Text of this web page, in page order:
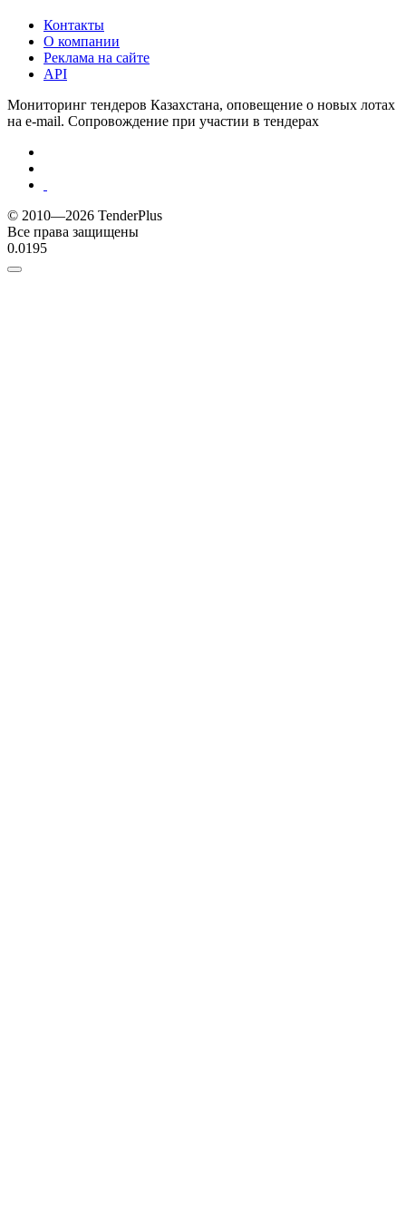
Контакты
О компании
Реклама на сайте
API
Мониторинг тендеров Казахстана, оповещение о новых лотах
на e-mail. Сопровождение при участии в тендерах
© 2010—2026 TenderPlus
Все права защищены
0.0195